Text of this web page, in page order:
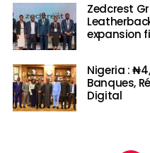
Zedcrest
expansion
Nigeria :
Banques,
Digital